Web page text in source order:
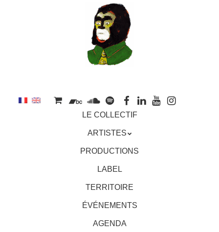
LE COLLECTIF
ARTISTES
PRODUCTIONS
LABEL
TERRITOIRE
ÉVÉNEMENTS
AGENDA